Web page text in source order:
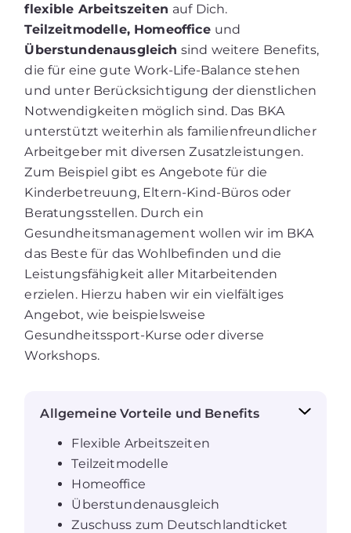
flexible Arbeitszeiten auf Dich.
Teilzeitmodelle, Homeoffice und
Überstundenausgleich sind weitere Benefits,
die für eine gute Work-Life-Balance stehen
und unter Berücksichtigung der dienstlichen
Notwendigkeiten möglich sind. Das BKA
unterstützt weiterhin als familienfreundlicher
Arbeitgeber mit diversen Zusatzleistungen.
Zum Beispiel gibt es Angebote für die
Kinderbetreuung, Eltern-Kind-Büros oder
Beratungsstellen. Durch ein
Gesundheitsmanagement wollen wir im BKA
das Beste für das Wohlbefinden und die
Leistungsfähigkeit aller Mitarbeitenden
erzielen. Hierzu haben wir ein vielfältiges
Angebot, wie beispielsweise
Gesundheitssport-Kurse oder diverse
Workshops.
Allgemeine Vorteile und Benefits
Flexible Arbeitszeiten
Teilzeitmodelle
Homeoffice
Überstundenausgleich
Zuschuss zum Deutschlandticket